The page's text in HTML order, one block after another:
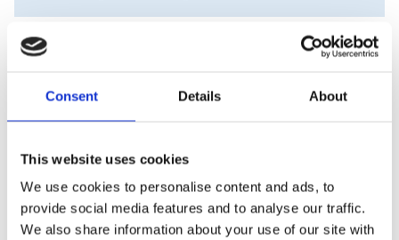
Consent Details About
This website uses cookies
We use cookies to personalise content and ads, to
provide social media features and to analyse our traffic.
We also share information about your use of our site with
Visa alla produkter från Piuadrenalina
Beskrivning
Beachvolleylinne från piuadrenalina , 1-färgad
modell med bra passform och bra funktionsmaterial.
Lika bra till match & träning. Detta linne är har
damskärning, lite invängd i sidan och något kortare